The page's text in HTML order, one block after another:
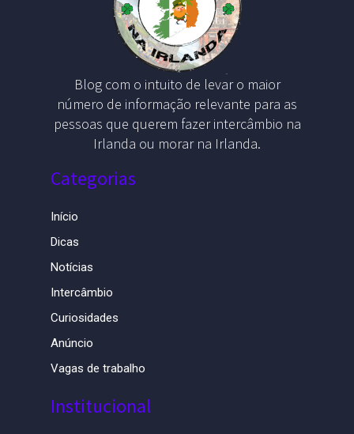
Blog com o intuito de levar o maior
número de informação relevante para as
pessoas que querem fazer intercâmbio na
Irlanda ou morar na Irlanda.
Categorias
Início
Dicas
Notícias
Intercâmbio
Curiosidades
Anúncio
Vagas de trabalho
Institucional